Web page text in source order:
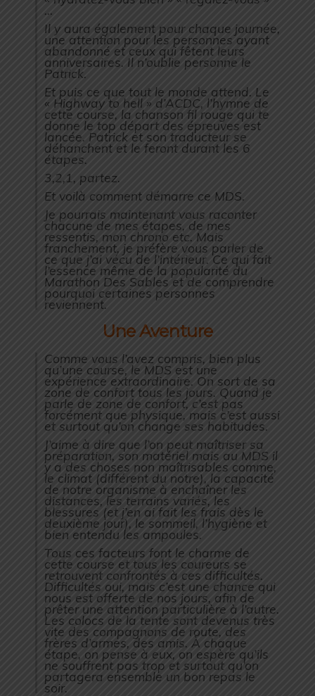
…
Il y aura également pour chaque journée,
une attention pour les personnes ayant
abandonné et ceux qui fêtent leurs
anniversaires. Il n’oublie personne le
Patrick.
Et puis ce que tout le monde attend. Le
« Highway to hell » d’ACDC, l’hymne de
cette course, la chanson fil rouge qui te
donne le top départ des épreuves est
lancée. Patrick et son traducteur se
déhanchent et le feront durant les 6
étapes.
3,2,1, partez.
Et voilà comment démarre ce MDS.
Je pourrais maintenant vous raconter
chacune de mes étapes, de mes
ressentis, mon chrono etc. Mais
franchement, je préfère vous parler de
ce que j’ai vécu de l’intérieur. Ce qui fait
l’essence même de la popularité du
Marathon Des Sables et de comprendre
pourquoi certaines personnes
reviennent.
Une Aventure
Comme vous l’avez compris, bien plus
qu’une course, le MDS est une
expérience extraordinaire. On sort de sa
zone de confort tous les jours. Quand je
parle de zone de confort, c’est pas
forcément que physique, mais c’est aussi
et surtout qu’on change ses habitudes.
J’aime à dire que l’on peut maîtriser sa
préparation, son matériel mais au MDS il
y a des choses non maîtrisables comme,
le climat (différent du notre), la capacité
de notre organisme à enchaîner les
distances, les terrains variés, les
blessures (et j’en ai fait les frais dès le
deuxième jour), le sommeil, l’hygiène et
bien entendu les ampoules.
Tous ces facteurs font le charme de
cette course et tous les coureurs se
retrouvent confrontés à ces difficultés.
Difficultés oui, mais c’est une chance qui
nous est offerte de nos jours, afin de
prêter une attention particulière à l’autre.
Les colocs de la tente sont devenus très
vite des compagnons de route, des
frères d’armes, des amis. À chaque
étape, on pense à eux, on espère qu’ils
ne souffrent pas trop et surtout qu’on
partagera ensemble un bon repas le
soir.